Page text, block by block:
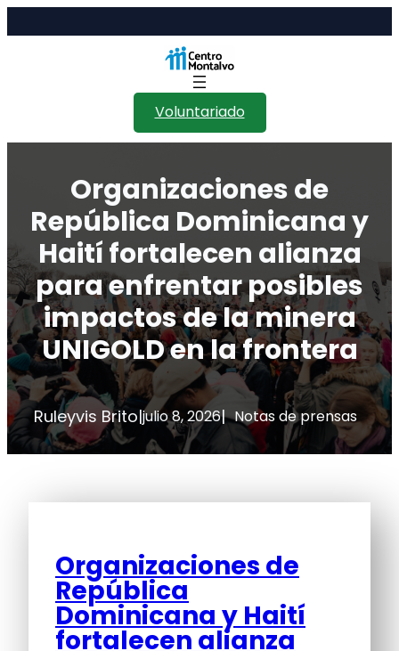
al
Voluntariado
Organizaciones de
República Dominicana y
Haití fortalecen alianza
para enfrentar posibles
impactos de la minera
UNIGOLD en la frontera
Ruleyvis Brito|julio 8, 2026| Notas de prensas
Organizaciones de
República
Dominicana y Haití
fortalecen alianza